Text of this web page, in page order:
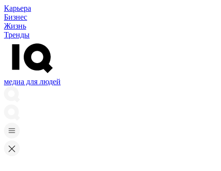
Карьера
Бизнес
Жизнь
Тренды
медиа для людей